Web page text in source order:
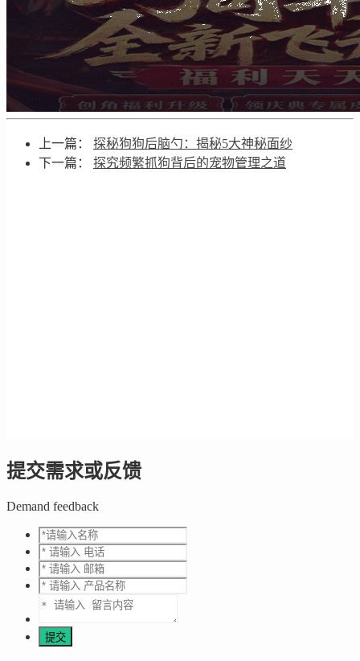
上一篇： 探秘狗狗后脑勺：揭秘5大神秘面纱
下一篇： 探究频繁抓狗背后的宠物管理之道
提交需求或反馈
Demand feedback